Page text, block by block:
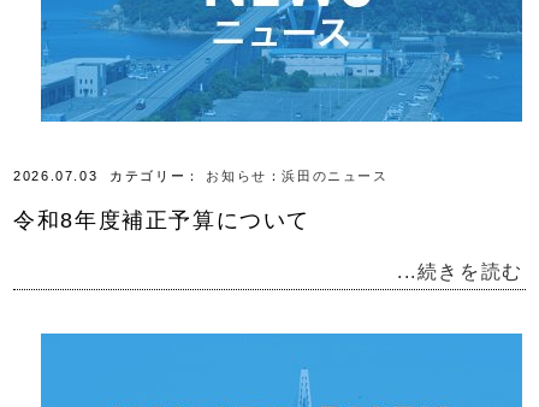
2026.07.03 カテゴリー： お知らせ ：浜田のニュース
令和8年度補正予算について
...続きを読む